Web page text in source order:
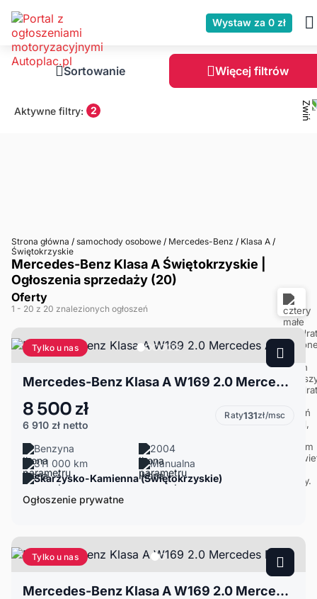
Wystaw za 0 zł
Sortowanie Więcej filtrów
Aktywne filtry: 2
Strona główna / samochody osobowe / Mercedes-Benz / Klasa A /
Świętokrzyskie
Mercedes-Benz Klasa A Świętokrzyskie |
Ogłoszenia sprzedaży (20)
Oferty
1 - 20 z 20 znalezionych ogłoszeń
Tylko u nas
Mercedes-Benz Klasa A W169 2.0 Mercedes A200
8 500 zł
6 910 zł netto
Raty131zł/msc
Benzyna
2004
311 000 km
Manualna
Skarżysko-Kamienna (Świętokrzyskie)
Ogłoszenie prywatne
Tylko u nas
Mercedes-Benz Klasa A W169 2.0 Mercedes Benz